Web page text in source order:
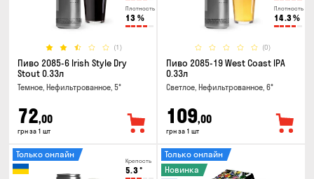
Плотность
13 %
(1)
Пиво 2085-6 Irish Style Dry
Stout 0.33л
Темное, Нефильтрованное, 5°
72,00
грн за 1 шт
Плотность
14.3%
(0)
Пиво 2085-19 West Coast IPA
0.33л
Светлое, Нефильтрованное, 6°
109,00
грн за 1 шт
Крепость
5.3°
Только онлайн
Только онлайн
Новинка